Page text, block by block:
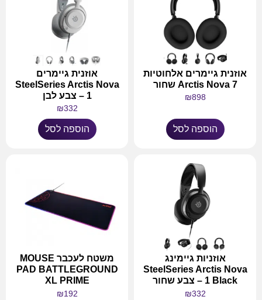
אוזנית גיימרים אלחוטיות
Arctis Nova 7 שחור
₪898
הוספה לסל
אוזנית גיימרים
SteelSeries Arctis Nova
1 – צבע לבן
₪332
הוספה לסל
אוזניות גיימינג
SteelSeries Arctis Nova
1 Black – צבע שחור
₪332
משטח לעכבר MOUSE
PAD BATTLEGROUND
XL PRIME
₪192